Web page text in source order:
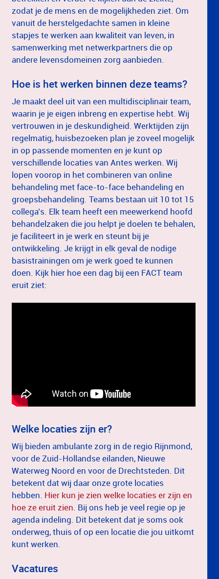
zodat je de mens en de mogelijkheden ziet. Om
vanuit de herstelgedachte samen in kleine
stapjes te werken aan kwaliteit van leven, in
samenwerking met netwerkpartners die op
andere levensdomeinen zorg aanbieden.
Hoe is het werken binnen deze teams?
Je maakt deel uit van een multidisciplinair team,
waarin je je eigen inbreng en expertise hebt. Wij
vertrouwen in je deskundigheid. Werktijden zijn
regelmatig, huisbezoeken plan je zoveel mogelijk
in op passende momenten en je kunt op
verschillende locaties van Antes werken. Wij
lopen voorop in het combineren van online
behandeling met face-to-face behandeling en
groepsbehandeling. Teams bestaan uit 10 tot 15
collega’s. Elk team heeft een meewerkend hoofd
behandelzaken die jou helpt je doelen te behalen,
je faciliteert in je werk en steunt bij je
ontwikkeling. Je krijgt in elk geval de nodige
basistrainingen om je werk goed te kunnen
doen. Kijk hier hoe een dag bij een FACT team
eruit ziet:
Welke locaties zijn er?
Wij bieden ambulante zorg in de regio Rijnmond,
voor de Zuid-Hollandse eilanden, Nieuwe
Waterweg Noord en voor de Drechtsteden. Dit
betekent dat wij daar onze grote locaties
hebben. Hier kun je zien welke locaties er zijn en
hoe ze eruit zien . Bij ons heb je veel regie op je
agenda indeling. Dit betekent dat je soms ook
onderweg, thuis of op een locatie die jou uitkomt
kunt werken.
Vacatures